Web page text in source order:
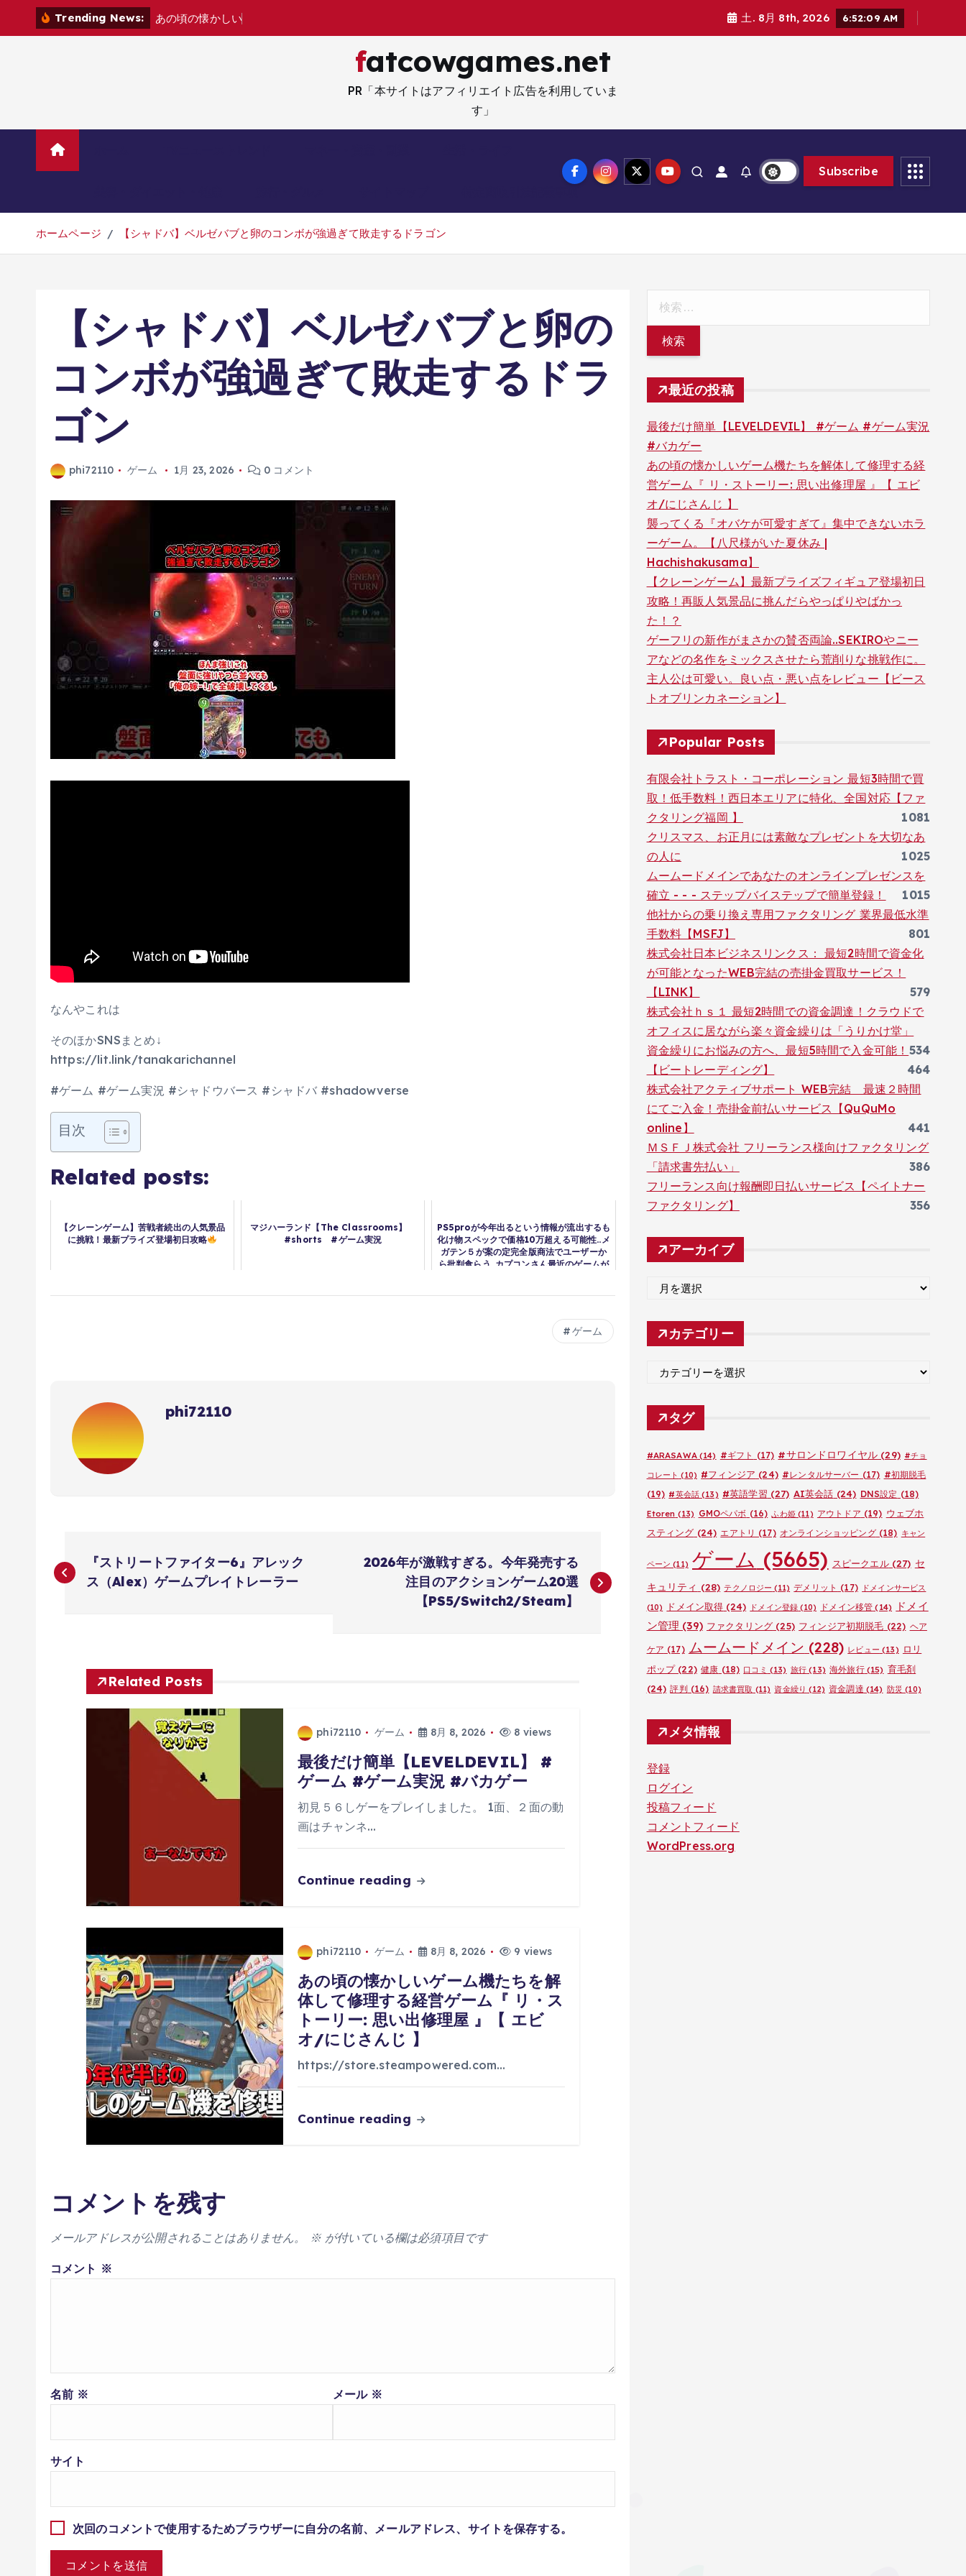
Trending News: あの頃の懐かしい 土. 8月 8th, 2026 6:52:10 AM
fatcowgames.net
PR「本サイトはアフィリエイト広告を利用していま
す」
Subscribe
ホームページ 【シャドバ】ベルゼバブと卵のコンボが強過ぎて敗走するドラゴン
【シャドバ】ベルゼバブと卵の
コンボが強過ぎて敗走するドラ
ゴン
phi72110 ゲーム 1月 23, 2026 0 コメント
なんやこれは
そのほかSNSまとめ↓
https://lit.link/tanakarichannel
#ゲーム #ゲーム実況 #シャドウバース #シャドバ #shadowverse
目次
Related posts:
【クレーンゲーム】苦戦者続出の人気景品
に挑戦！最新プライズ登場初日攻略
マジハーランド【The Classrooms】
#shorts #ゲーム実況
PS5proが今年出るという情報が流出するも
化け物スペックで価格10万超える可能性..メ
ガテン５が案の定完全版商法でユーザーか
ら批判食らう..カプコンさん最近のゲームが
ゲーム
phi72110
投
稿
『ストリートファイター6』アレック
ス（Alex）ゲームプレイトレーラー
2026年が激戦すぎる。今年発売する
注目のアクションゲーム20選
【PS5/Switch2/Steam】
Related Posts
phi72110 ゲーム 8月 8, 2026 8 views
最後だけ簡単【LEVELDEVIL】 #
ゲーム #ゲーム実況 #バカゲー
初見５６しゲーをプレイしました。 1面、２面の動
画はチャンネ…
Continue reading
phi72110 ゲーム 8月 8, 2026 9 views
あの頃の懐かしいゲーム機たちを解
体して修理する経営ゲーム『 リ・ス
トーリー: 思い出修理屋 』【 エビ
オ/にじさんじ 】
https://store.steampowered.com…
Continue reading
コメントを残す
メールアドレスが公開されることはありません。 ※が付いている欄は必須項目です
コメント ※
名前 ※ メール ※
サイト
次回のコメントで使用するためブラウザーに自分の名前、メールアドレス、サイトを保存する。
最近の投稿
最後だけ簡単【LEVELDEVIL】 #ゲーム #ゲーム実況
#バカゲー
あの頃の懐かしいゲーム機たちを解体して修理する経
営ゲーム『 リ・ストーリー: 思い出修理屋 』【 エビ
オ/にじさんじ 】
襲ってくる『オバケが可愛すぎて』集中できないホラ
ーゲーム。【八尺様がいた夏休み |
Hachishakusama】
【クレーンゲーム】最新プライズフィギュア登場初日
攻略！再販人気景品に挑んだらやっぱりやばかっ
た！？
ゲーフリの新作がまさかの賛否両論..SEKIROやニー
アなどの名作をミックスさせたら荒削りな挑戦作に。
主人公は可愛い。良い点・悪い点をレビュー【ビース
トオブリンカネーション】
Popular Posts
有限会社トラスト・コーポレーション 最短3時間で買
取！低手数料！西日本エリアに特化、全国対応【ファ
クタリング福岡 】
1081
クリスマス、お正月には素敵なプレゼントを大切なあ
の人に
1025
ムームードメインであなたのオンラインプレゼンスを
確立 - - - ステップバイステップで簡単登録！
1015
他社からの乗り換え専用ファクタリング 業界最低水準
手数料【MSFJ】
801
株式会社日本ビジネスリンクス： 最短2時間で資金化
が可能となったWEB完結の売掛金買取サービス！
【LINK】
579
株式会社ｈｓ１ 最短2時間での資金調達！クラウドで
オフィスに居ながら楽々資金繰りは「うりかけ堂」
534
資金繰りにお悩みの方へ、最短5時間で入金可能！
【ビートレーディング】
464
株式会社アクティブサポート WEB完結 最速２時間
にてご入金！売掛金前払いサービス【QuQuMo
online】
441
ＭＳＦＪ株式会社 フリーランス様向けファクタリング
「請求書先払い」
386
フリーランス向け報酬即日払いサービス【ペイトナー
ファクタリング】
356
アーカイブ
カ
イ
カテゴリー
ゴ
リ
タグ
#ARASAWA(14) #ギフト (17) #サロンドロワイヤル (29) #チョ
コレート (10) #フィンジア (24) #レンタルサーバー (17) #初期脱毛
(19) #英会話 (13) #英語学習 (27) AI英会話 (24) DNS設定 (18)
Etoren (13) GMOペパボ (16) ふわ姫(11) アウトドア (19) ウェブホ
スティング (24) エアトリ (17) オンラインショッピング(18) キャン
ペーン (11) ゲーム (5665) スピークエル(27) セ
キュリティ (28) テクノロジー (11) デメリット (17)
ドメインサービス
(10)
ドメイン取得 (24) ドメイン登録 (10) ドメイン移管 (14)
ドメイ
ン管理 (39) ファクタリング (25) フィンジア初期脱毛 (22) ヘア
ケア (17) ムームードメイン (228) レビュー (13) ロリ
ポップ(22) 健康 (18) 口コミ (13) 旅行 (13) 海外旅行(15) 育毛剤
(24) 評判 (16) 請求書買取 (11) 資金繰り (12) 資金調達 (14) 防災 (10)
メタ情報
登録
ログイン
投稿フィード
コメントフィード
WordPress.org